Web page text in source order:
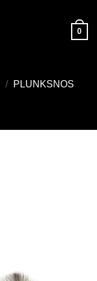
0
/ PLUNKSNOS